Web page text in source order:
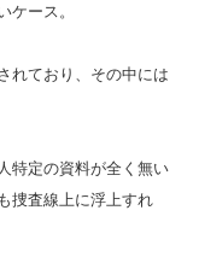
ケース。
れており、その中には
特定の資料が全く無い
捜査線上に浮上すれ